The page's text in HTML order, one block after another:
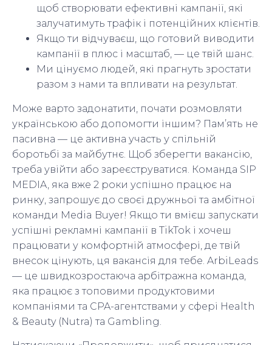
щоб створювати ефективні кампанії, які
залучатимуть трафік і потенційних клієнтів.
Якщо ти відчуваєш, що готовий виводити
кампанії в плюс і масштаб, — це твій шанс.
Ми цінуємо людей, які прагнуть зростати
разом з нами та впливати на результат.
Може варто задонатити, почати розмовляти
українською або допомогти іншим? Пам’ять не
пасивна — це активна участь у спільній
боротьбі за майбутнє. Щоб зберегти вакансію,
треба увійти або зареєструватися. Команда SIP
MEDIA, яка вже 2 роки успішно працює на
ринку, запрошує до своєї дружньої та амбітної
команди Media Buyer! Якщо ти вмієш запускати
успішні рекламні кампанії в TikTok і хочеш
працювати у комфортній атмосфері, де твій
внесок цінують, ця вакансія для тебе. ArbiLeads
— це швидкозростаюча арбітражна команда,
яка працює з топовими продуктовими
компаніями та CPA-агентствами у сфері Health
& Beauty (Nutra) та Gambling.